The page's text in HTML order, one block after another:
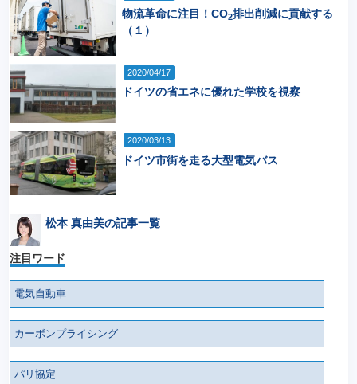
物流革命に注目！CO2排出削減に貢献する
（１）
2020/04/17
ドイツの省エネに優れた学校を視察
2020/03/13
ドイツ市街を走る大型電気バス
松本 真由美の記事一覧
注目ワード
電気自動車
カーボンプライシング
パリ協定